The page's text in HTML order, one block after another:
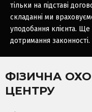
тільки на підставі
складанні ми
уподобання клієнта.
дотримання законності.
ФІЗИЧНА
ЦЕНТРУ